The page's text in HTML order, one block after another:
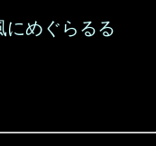
にめぐらるる